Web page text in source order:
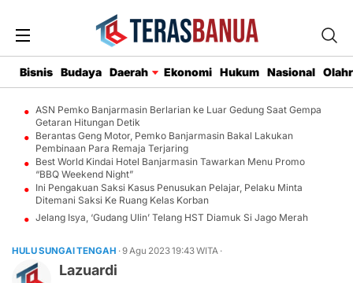
Bisnis Budaya Daerah Ekonomi Hukum Nasional
ASN Pemko Banjarmasin Berlarian ke Luar Gedung Saat Gempa
Getaran Hitungan Detik
Berantas Geng Motor, Pemko Banjarmasin Bakal Lakukan
Pembinaan Para Remaja Terjaring
Best World Kindai Hotel Banjarmasin Tawarkan Menu Promo
“BBQ Weekend Night”
Ini Pengakuan Saksi Kasus Penusukan Pelajar, Pelaku Minta
Ditemani Saksi Ke Ruang Kelas Korban
Jelang Isya, ‘Gudang Ulin’ Telang HST Diamuk Si Jago Merah
HULU SUNGAI TENGAH · 9 Agu 202319:43WITA ·
Lazuardi